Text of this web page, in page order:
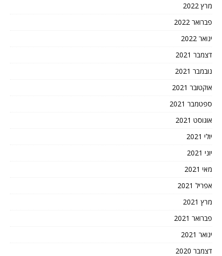
מרץ 2022
פברואר 2022
ינואר 2022
דצמבר 2021
נובמבר 2021
אוקטובר 2021
ספטמבר 2021
אוגוסט 2021
יולי 2021
יוני 2021
מאי 2021
אפריל 2021
מרץ 2021
פברואר 2021
ינואר 2021
דצמבר 2020